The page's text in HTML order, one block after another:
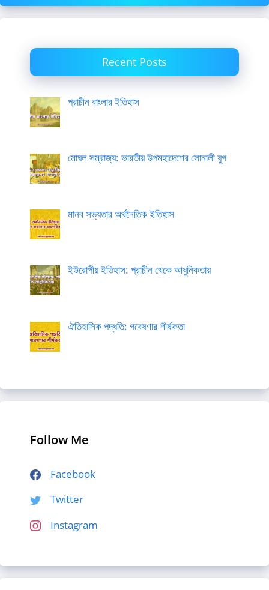
Recent Posts
প্রাচীন বাংলার ইতিহাস
মোঘল সম্রাজ্য: ভারতীয় উপমহাদেশের সোনালী যুগ
মানব সভ্যতার অর্থনৈতিক ইতিহাস
ইউরোপীয় ইতিহাস: প্রাচীন থেকে আধুনিকতায়
ঐতিহাসিক পদ্ধতি: গবেষণার শীর্ষকতা
Follow Me
Facebook
Twitter
Instagram